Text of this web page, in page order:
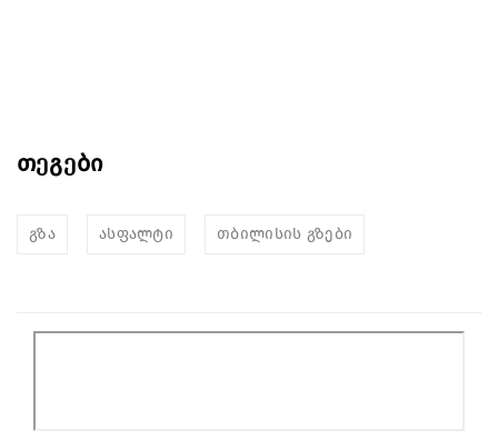
თეგები
გზა ასფალტი თბილისის გზები